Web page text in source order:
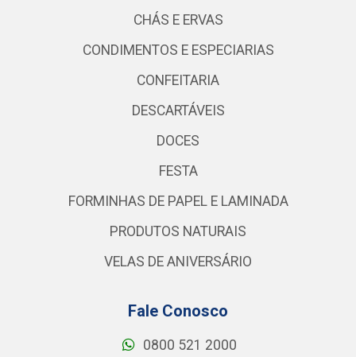
CHÁS E ERVAS
CONDIMENTOS E ESPECIARIAS
CONFEITARIA
DESCARTÁVEIS
DOCES
FESTA
FORMINHAS DE PAPEL E LAMINADA
PRODUTOS NATURAIS
VELAS DE ANIVERSÁRIO
Fale Conosco
0800 521 2000